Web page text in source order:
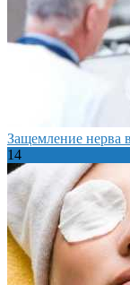
Защемление нерва
14